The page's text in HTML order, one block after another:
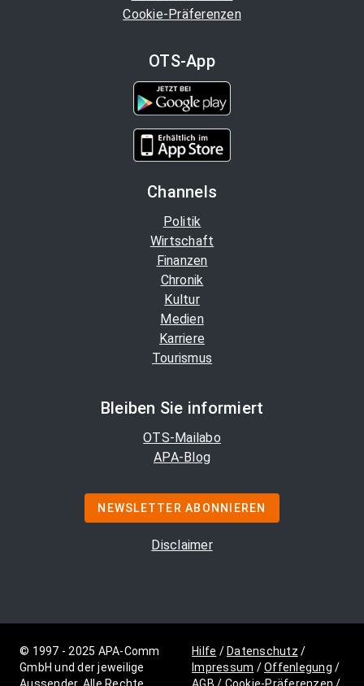
Cookie-Präferenzen
OTS-App
Channels
Politik
Wirtschaft
Finanzen
Chronik
Kultur
Medien
Karriere
Tourismus
Bleiben Sie informiert
OTS-Mailabo
APA-Blog
NEWSLETTER ABONNIEREN
Disclaimer
© 1997 - 2025 APA-Comm
GmbH und der jeweilige
Hilfe / Datenschutz /
Impressum /Offenlegung /